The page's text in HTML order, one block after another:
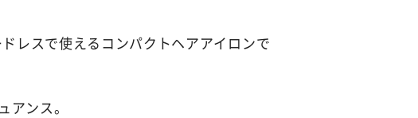
レスで使えるコンパクトヘアアイロンで
ンス。